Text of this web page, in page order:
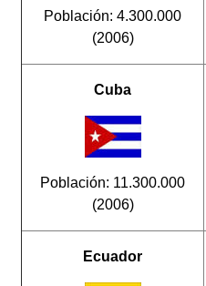
Población: 4.300.000
(2006)
Cuba
Población: 11.300.000
(2006)
Ecuador